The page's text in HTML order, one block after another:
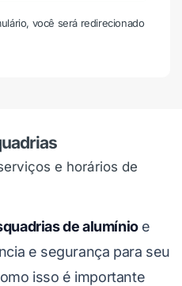
você será redirecionado
e horários de
de alumínioe
e segurança para seu
isso é importante